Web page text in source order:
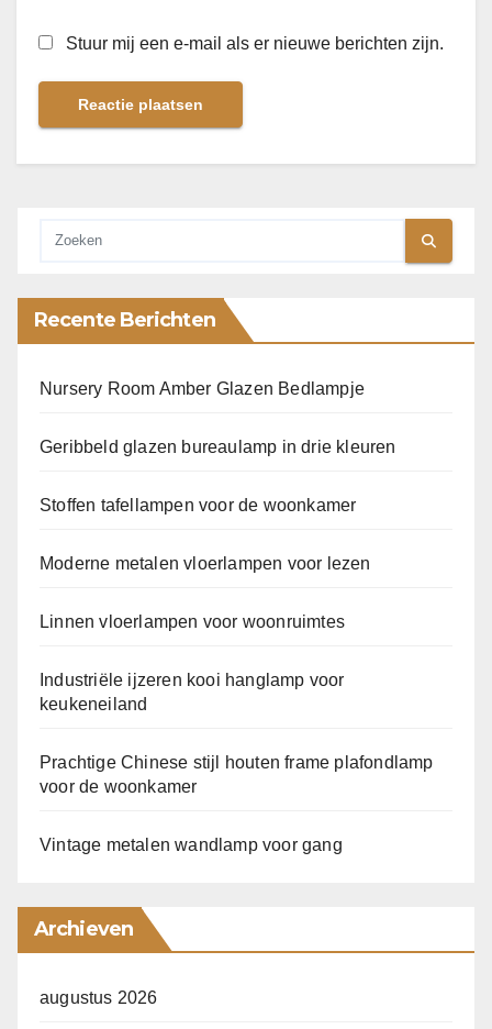
Stuur mij een e-mail als er nieuwe berichten zijn.
Recente Berichten
Nursery Room Amber Glazen Bedlampje
Geribbeld glazen bureaulamp in drie kleuren
Stoffen tafellampen voor de woonkamer
Moderne metalen vloerlampen voor lezen
Linnen vloerlampen voor woonruimtes
Industriële ijzeren kooi hanglamp voor
keukeneiland
Prachtige Chinese stijl houten frame plafondlamp
voor de woonkamer
Vintage metalen wandlamp voor gang
Archieven
augustus 2026